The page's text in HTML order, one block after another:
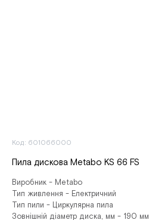
Код: 601066000
Пила дискова Metabo KS 66 FS
Виробник - Metabo
Тип живлення - Електричний
Тип пили - Циркулярна пила
Зовнішній діаметр диска, мм - 190 мм